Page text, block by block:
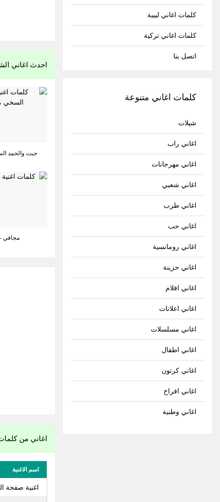
كلمات اغاني ليبية
كلمات اغاني تركية
اتصل بنا
كلمات اغاني متنوعة
شيلات
اغاني راب
اغاني مهرجانات
اغاني شعبي
اغاني طرب
اغاني حب
اغاني رومانسية
اغاني حزينة
اغاني افلام
اغاني اعلانات
اغاني مسلسلات
اغاني اطفال
اغاني كرتون
اغاني افراح
اغاني وطنية
احدث اغاني
جيت والحمد
مجافي
اغاني من
اسم الاغنية
اغنية صفحة